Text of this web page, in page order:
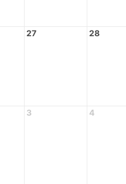
27 28
3 4